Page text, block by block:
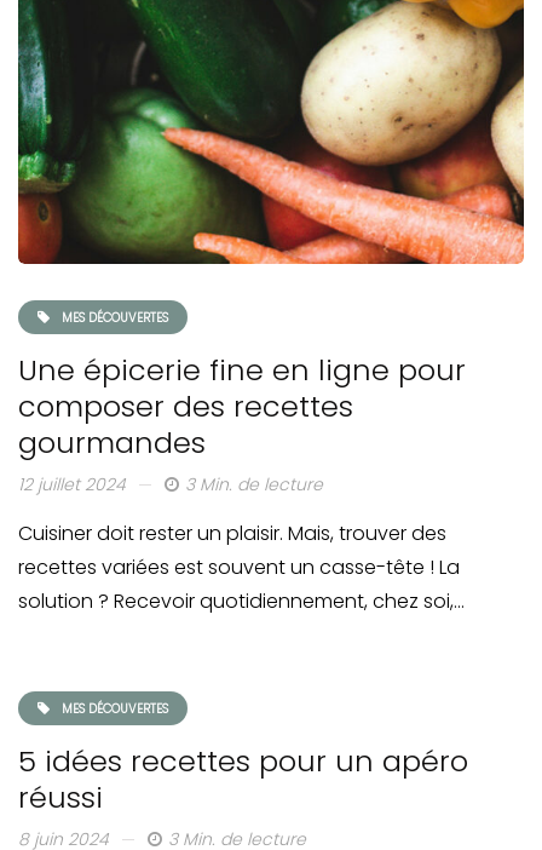
MES DÉCOUVERTES
Une épicerie fine en ligne pour
composer des recettes
gourmandes
12 juillet 2024 3 Min. de lecture
Cuisiner doit rester un plaisir. Mais, trouver des
recettes variées est souvent un casse-tête ! La
solution ? Recevoir quotidiennement, chez soi,…
MES DÉCOUVERTES
5 idées recettes pour un apéro
réussi
8 juin 2024 3 Min. de lecture